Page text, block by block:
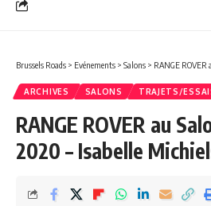
Brussels Roads > Evénements > Salons > RANGE ROVER au
ARCHIVES SALONS TRAJETS/
RANGE ROVER au
2020 – Isabelle